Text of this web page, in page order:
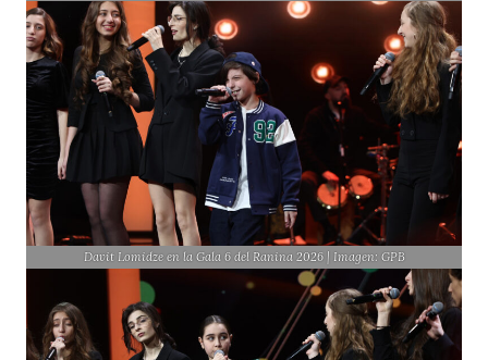
Davit Lomidze en la Gala 6 del Ranina 2026 | Imagen: GPB